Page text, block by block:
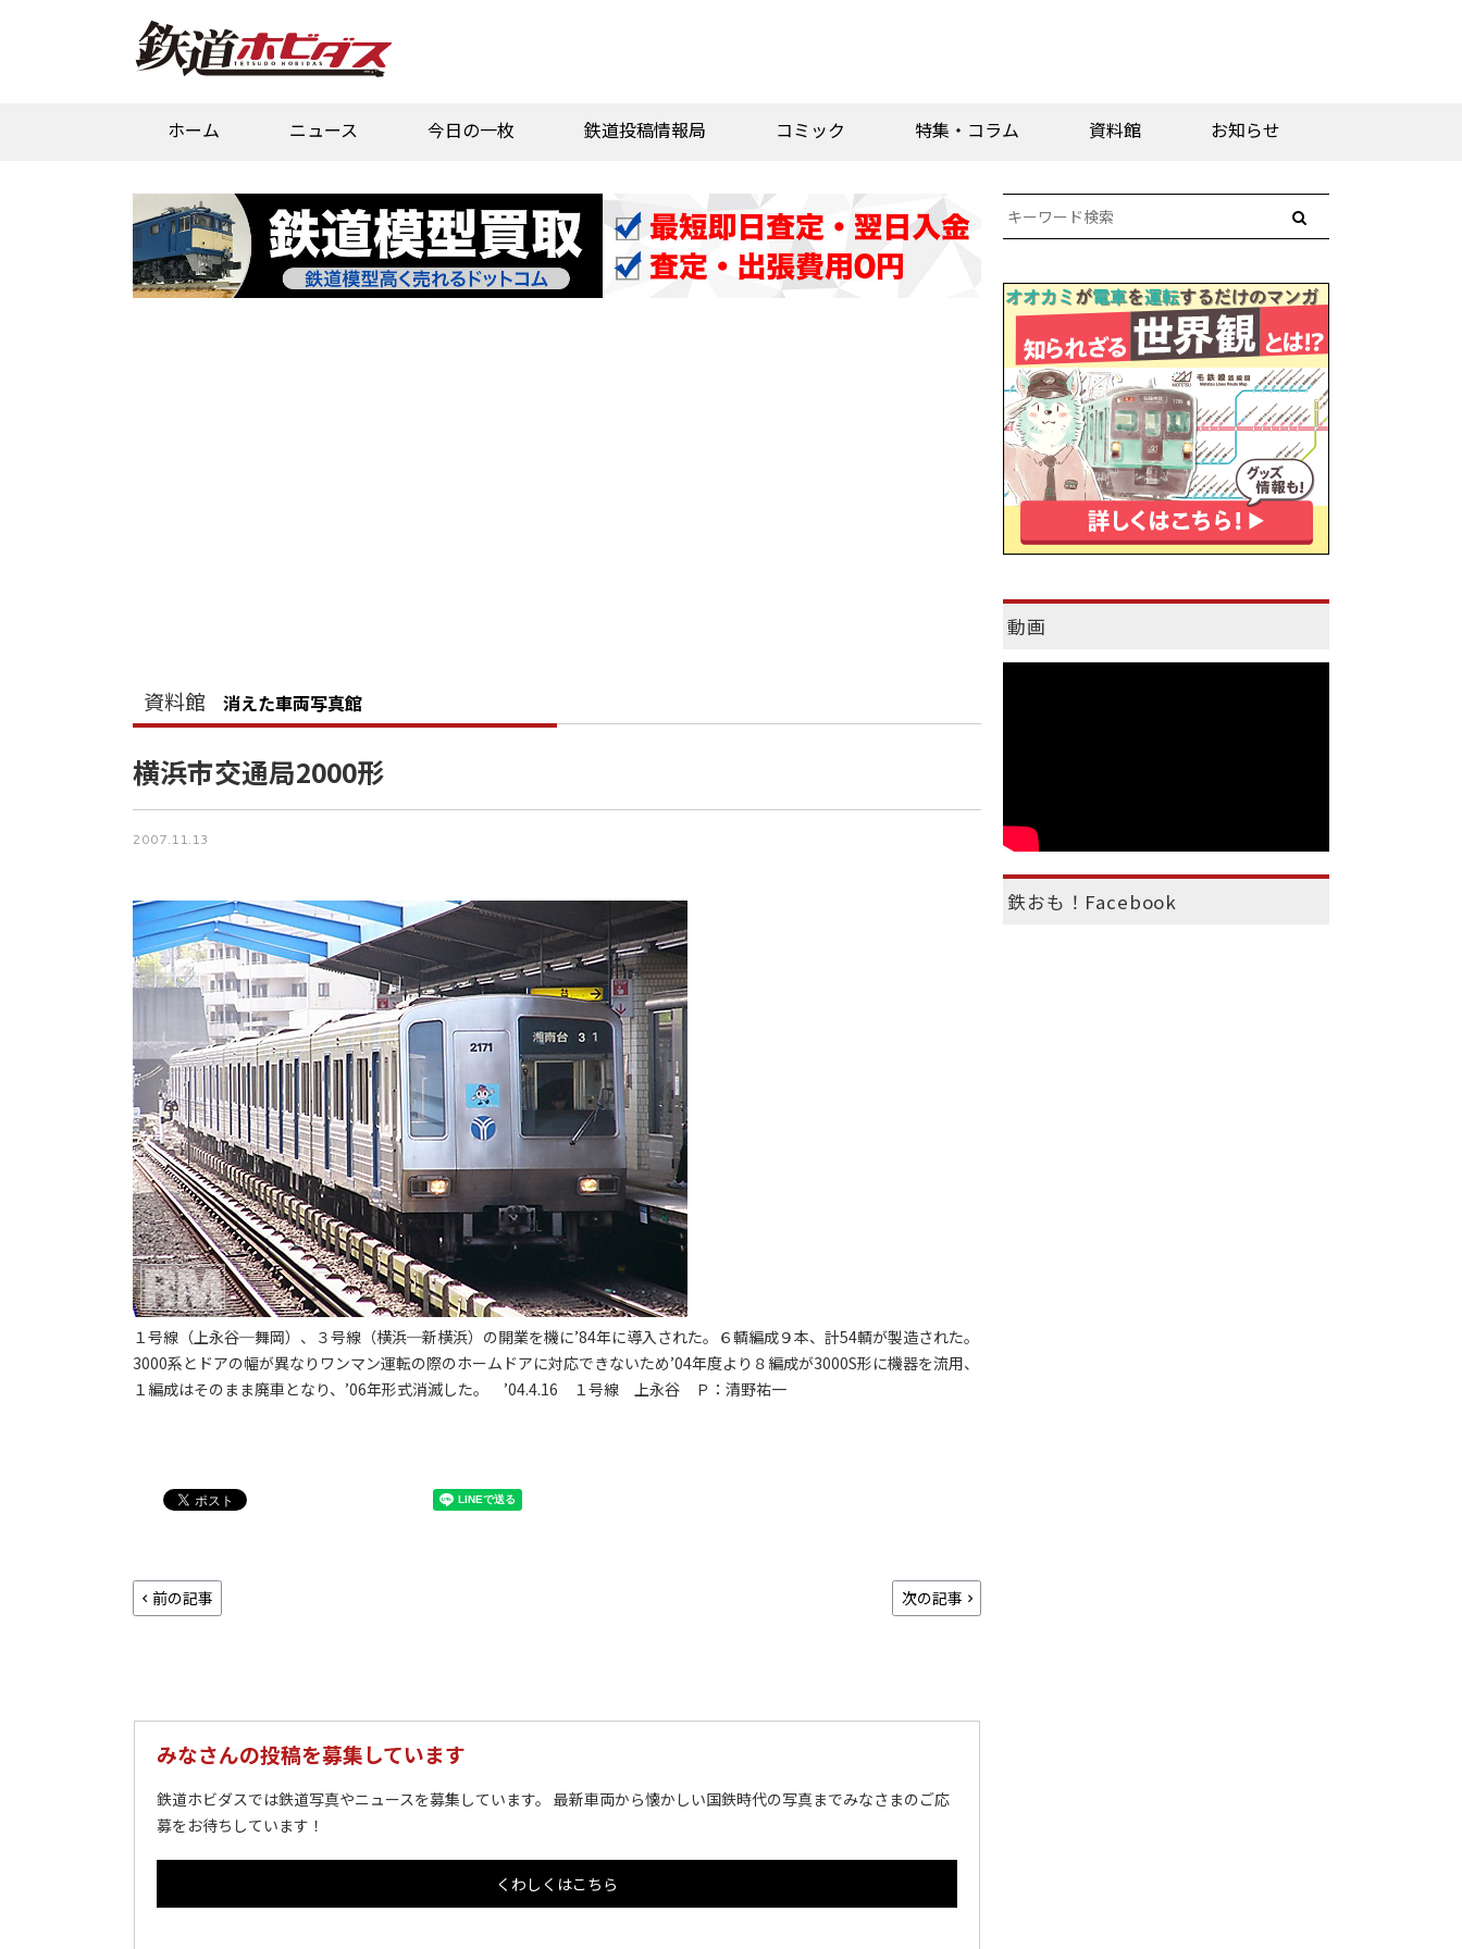
ホーム ニュース 今日の一枚 鉄道投稿情報局 コミック 特集・コラム 資料館 お知らせ
資料館 消えた車両写真館
横浜市交通局2000形
2007.11.13
１号線（上永谷─舞岡）、３号線（横浜─新横浜）の開業を機に’84年に導入された。６輌編成９本、計54輌が製造された。
3000系とドアの幅が異なりワンマン運転の際のホームドアに対応できないため’04年度より８編成が3000S形に機器を流用、
１編成はそのまま廃車となり、’06年形式消滅した。 ’04.4.16 １号線 上永谷 Ｐ：清野祐一
前の記事 次の記事
みなさんの投稿を募集しています
鉄道ホビダスでは鉄道写真やニュースを募集しています。 最新車両から懐かしい国鉄時代の写真までみなさまのご応
募をお待ちしています！
くわしくはこちら
動画
鉄おも！Facebook